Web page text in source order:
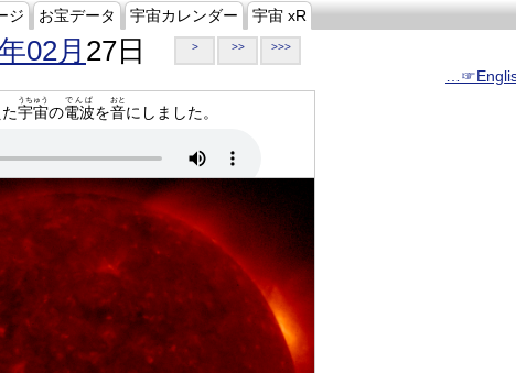
ジ お宝データ 宇宙カレンダー 宇宙 xR
02月 27日 > >> >>>
宇宙
うちゅう
の電波
でんぱ
を音
おと
にしました。